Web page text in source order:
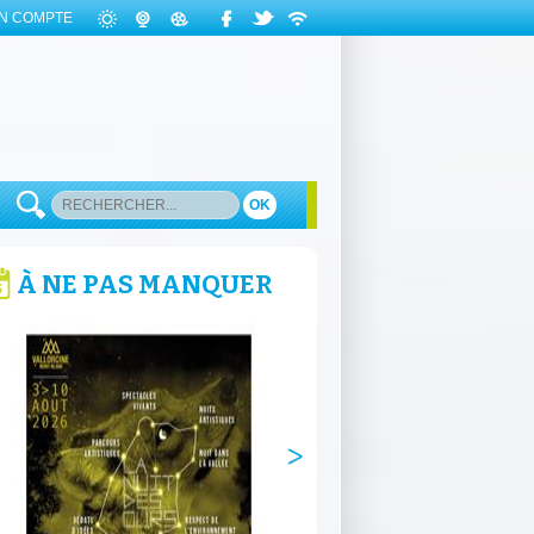
COMPTE
OK
À NE PAS MANQUER